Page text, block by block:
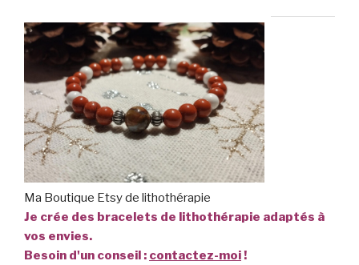
Ma Boutique Etsy de lithothérapie
Je crée des bracelets de lithothérapie adaptés à
vos envies.
Besoin d'un conseil : contactez-moi!